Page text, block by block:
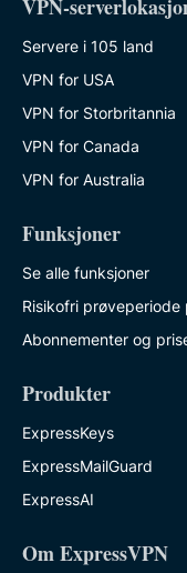
VPN-
Servere i 105 land
VPN for USA
VPN for Storbritannia
VPN for Canada
VPN for Australia
Funksjoner
Se alle funksjoner
Risikofri prøveperiode
Abonnementer og
Produkter
ExpressKeys
ExpressMailGuard
ExpressAI
Om ExpressVPN